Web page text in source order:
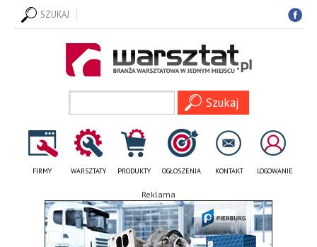
SZUKAJ
FIRMY WARSZTATY PRODUKTY OGŁOSZENIA KONTAKT LOGOWANIE
Reklama